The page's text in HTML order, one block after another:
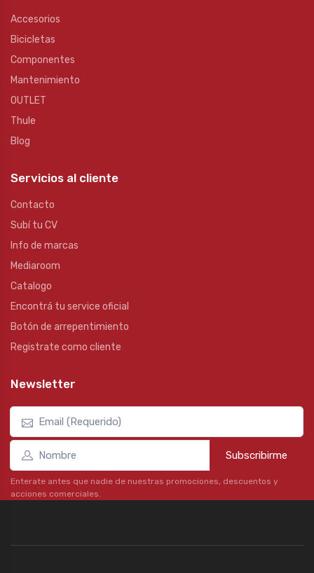
Accesorios
Bicicletas
Componentes
Mantenimiento
OUTLET
Thule
Blog
Servicios al cliente
Contacto
Subí tu CV
Info de marcas
Mediaroom
Catalogo
Encontrá tu service oficial
Botón de arrepentimiento
Registrate como cliente
Newsletter
Subscribirme
Enterate antes que nadie de nuestras promociones, descuentos y
acciones comerciales.